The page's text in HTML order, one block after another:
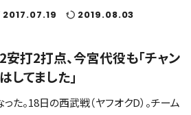
2017.07.19 2019.08.03
打2打点、今宮代役も「チャン
してました」
た。18日の西武戦（ヤフオクD）。チーム